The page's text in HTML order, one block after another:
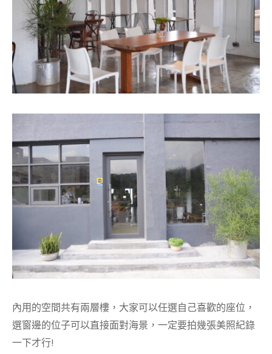
內用的空間共有兩層樓，大家可以任選自己喜歡的座位，
選窗邊的位子可以直接面對海景，一定要拍幾張美照紀錄
一下才行!